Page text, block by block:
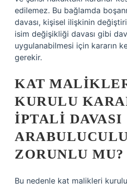
edilemez. Bu bağlamda
davası, kişisel ilişkinin
isim değişikliği davası gibi
uygulanabilmesi için kararın
gerekir.
KAT
KURULU
IPTALI DAVASI
ZORUNLU MU?
Bu nedenle kat malikleri